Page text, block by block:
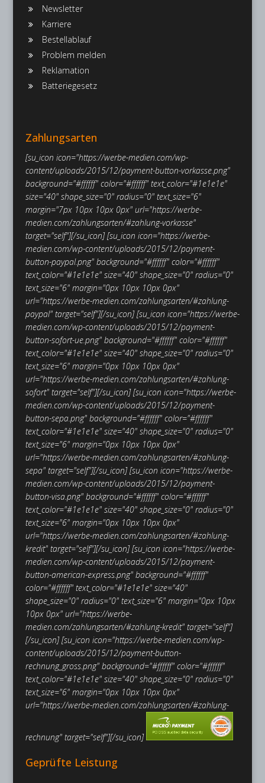
Newsletter
Karriere
Bestellablauf
Problem melden
Reklamation
Batteriegesetz
Zahlungsarten
[su_icon icon="https://werbe-medien.com/wp-
content/uploads/2015/12/payment-button-vorkasse.png"
background="#ffffff" color="#ffffff" text_color="#1e1e1e"
size="40" shape_size="0" radius="0" text_size="6"
margin="7px 10px 10px 0px" url="https://werbe-
medien.com/zahlungsarten/#zahlung-vorkasse"
target="self"][/su_icon] [su_icon icon="https://werbe-
medien.com/wp-content/uploads/2015/12/payment-
button-paypal.png" background="#ffffff" color="#ffffff"
text_color="#1e1e1e" size="40" shape_size="0" radius="0"
text_size="6" margin="0px 10px 10px 0px"
url="https://werbe-medien.com/zahlungsarten/#zahlung-
paypal" target="self"][/su_icon] [su_icon icon="https://werbe-
medien.com/wp-content/uploads/2015/12/payment-
button-sofort-ue.png" background="#ffffff" color="#ffffff"
text_color="#1e1e1e" size="40" shape_size="0" radius="0"
text_size="6" margin="0px 10px 10px 0px"
url="https://werbe-medien.com/zahlungsarten/#zahlung-
sofort" target="self"][/su_icon] [su_icon icon="https://werbe-
medien.com/wp-content/uploads/2015/12/payment-
button-sepa.png" background="#ffffff" color="#ffffff"
text_color="#1e1e1e" size="40" shape_size="0" radius="0"
text_size="6" margin="0px 10px 10px 0px"
url="https://werbe-medien.com/zahlungsarten/#zahlung-
sepa" target="self"][/su_icon] [su_icon icon="https://werbe-
medien.com/wp-content/uploads/2015/12/payment-
button-visa.png" background="#ffffff" color="#ffffff"
text_color="#1e1e1e" size="40" shape_size="0" radius="0"
text_size="6" margin="0px 10px 10px 0px"
url="https://werbe-medien.com/zahlungsarten/#zahlung-
kredit" target="self"][/su_icon] [su_icon icon="https://werbe-
medien.com/wp-content/uploads/2015/12/payment-
button-american-express.png" background="#ffffff"
color="#ffffff" text_color="#1e1e1e" size="40"
shape_size="0" radius="0" text_size="6" margin="0px 10px
10px 0px" url="https://werbe-
medien.com/zahlungsarten/#zahlung-kredit" target="self"]
[/su_icon] [su_icon icon="https://werbe-medien.com/wp-
content/uploads/2015/12/payment-button-
rechnung_gross.png" background="#ffffff" color="#ffffff"
text_color="#1e1e1e" size="40" shape_size="0" radius="0"
text_size="6" margin="0px 10px 10px 0px"
url="https://werbe-medien.com/zahlungsarten/#zahlung-
rechnung" target="self"][/su_icon]
Geprüfte Leistung